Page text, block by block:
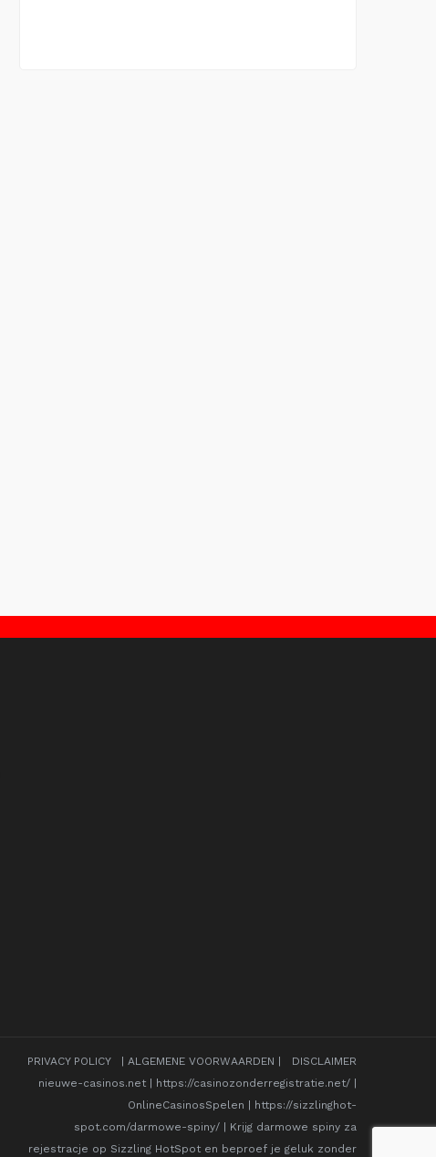
PRIVACY POLICY ALGEMENE VOORWAARDEN
DISCLAIMER
nieuwe-casinos.net
https://casinozonderregistratie.net/
OnlineCasinosSpelen
https://sizzlinghot-
spot.com/darmowe-spiny/
Krijg darmowe spiny za
rejestracje op Sizzling HotSpot en beproef je geluk zonder